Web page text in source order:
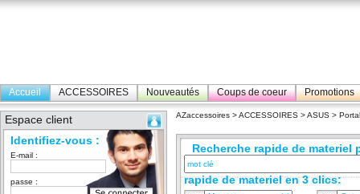
Accueil ACCESSOIRES Nouveautés Coups de coeur Promotions
Espace client
Identifiez-vous :
E-mail :
passe :
AZaccessoires >ACCESSOIRES >ASUS >
Recherche rapide de materiel
rapide de materiel en 3 clics: